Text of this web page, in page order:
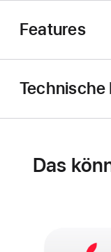
Features
Technische
Das